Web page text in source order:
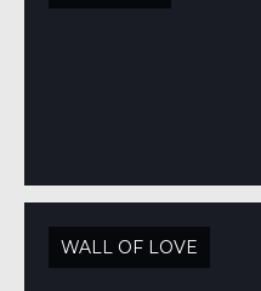
WALL OF LOVE